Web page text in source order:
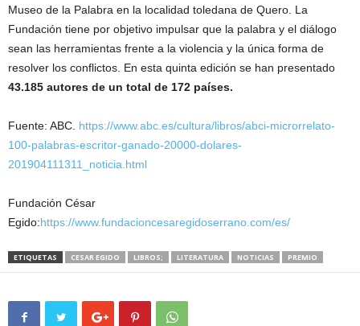
Museo de la Palabra en la localidad toledana de Quero. La
Fundación tiene por objetivo impulsar que la palabra y el diálogo
sean las herramientas frente a la violencia y la única forma de
resolver los conflictos. En esta quinta edición se han presentado
43.185 autores de un total de 172 países.
Fuente: ABC. https://www.abc.es/cultura/libros/abci-microrrelato-
100-palabras-escritor-ganado-20000-dolares-
201904111311_noticia.html
Fundación César
Egido:https://www.fundacioncesaregidoserrano.com/es/
ETIQUETAS CESAR EGIDO LIBROS; LITERATURA NOTICIAS PREMIO